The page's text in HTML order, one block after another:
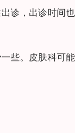
诊，出诊时间
些。皮肤科可